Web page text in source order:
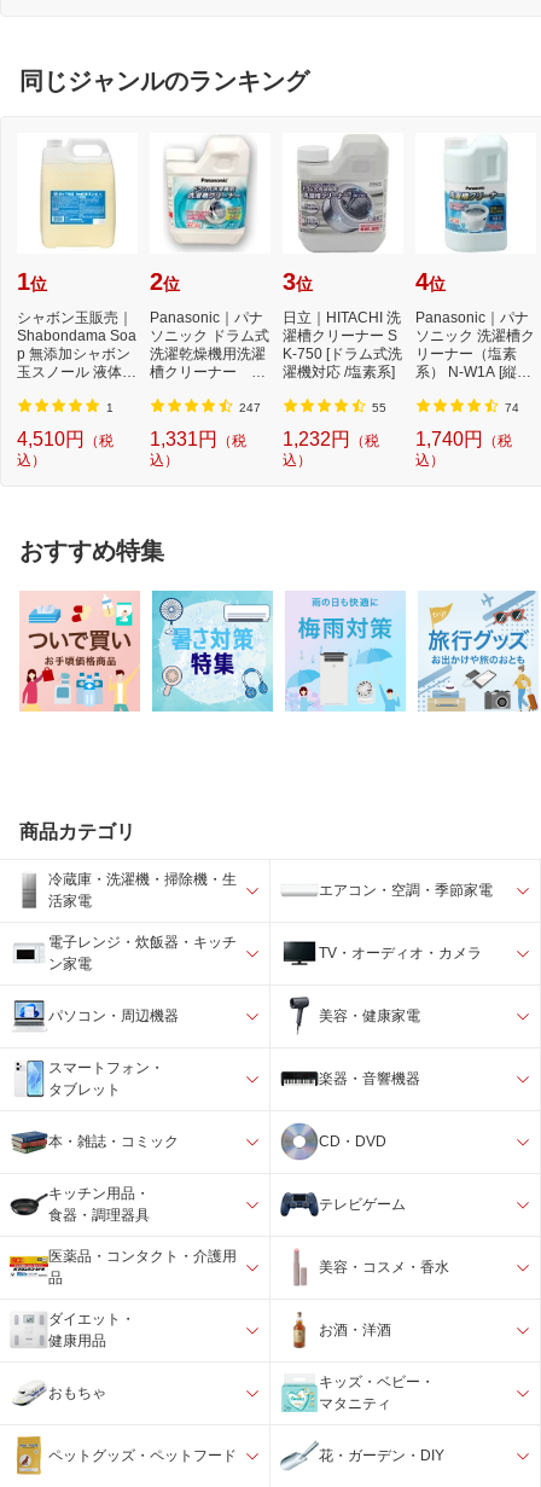
同じジャンルのランキング
1位
シャボン玉販売｜
Shabondama Soa
p 無添加シャボン
玉スノール 液体タ
1
4,510円
（税
込）
2位
Panasonic｜パナ
ソニック ドラム式
洗濯乾燥機用洗濯
槽クリーナー N-
濯...
247
1,331円
（税
込）
3位
日立｜HITACHI 洗
濯槽クリーナー S
K-750 [ドラム式洗
濯機対応 /塩素系]
55
1,232円
（税
込）
4位
Panasonic｜パナ
ソニック 洗濯槽ク
リーナー（塩素
系） N-W1A [縦型
系...
74
1,740円
（税
込）
おすすめ特集
商品カテゴリ
冷蔵庫・洗濯機・掃除機・生
活家電
エアコン・空調・季節家電
電子レンジ・炊飯器・キッチ
ン家電
TV・オーディオ・カメラ
パソコン・周辺機器 美容・健康家電
スマートフォン・
タブレット
楽器・音響機器
本・雑誌・コミック CD・DVD
キッチン用品・
食器・調理器具
テレビゲーム
医薬品・コンタクト・介護用
品
美容・コスメ・香水
ダイエット・
健康用品
お酒・洋酒
おもちゃ
キッズ・ベビー・
マタニティ
ペットグッズ・ペットフード 花・ガーデン・DIY